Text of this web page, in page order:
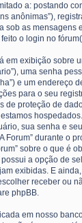
a: postando
anônimas”),
sob as mensagens
o login no
em exibição sobre
uma senha
e um endereço
para o seu
de proteção de
sua senha e
Forum” durante o
sobre o que é
possui a opção de
exibidas. E
receber ou
phpBB.
em nosso